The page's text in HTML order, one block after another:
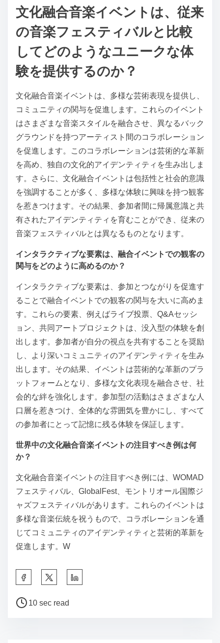
文化融合音楽イベントは、従来
の音楽フェスティバルと比較
してどのようなユニークな体
験を提供するのか？
文化融合音楽イベントは、多様な芸術表現を提供し、
コミュニティの関与を促進します。これらのイベント
はさまざまな音楽スタイルを融合させ、異なるバック
グラウンドを持つアーティスト間のコラボレーション
を促進します。このコラボレーションは芸術的な革新
を高め、独自の文化的アイデンティティを生み出しま
す。さらに、文化融合イベントは包括性と社会的意識
を強調することが多く、多様な体験に興味を持つ観客
を惹きつけます。その結果、参加者間に帰属意識と共
有されたアイデンティティを育むことができ、従来の
音楽フェスティバルとは異なるものとなります。
インタラクティブな要素は、融合イベントでの観客の
関与をどのように高めるのか？
インタラクティブな要素は、参加とつながりを促進す
ることで融合イベントでの観客の関与を大いに高めま
す。これらの要素、例えばライブ投票、Q&Aセッシ
ョン、共同アートプロジェクトは、没入型の体験を創
出します。参加者が自分の視点を共有することを奨励
し、より深いコミュニティのアイデンティティを生み
出します。その結果、イベントは芸術的な革新のプラ
ットフォームとなり、多様な文化表現を融合させ、社
会的な絆を強化します。参加型の活動はさまざまな人
口層を惹きつけ、全体的な雰囲気を豊かにし、すべて
の参加者にとって記憶に残る体験を保証します。
世界中の文化融合音楽イベントの注目すべき例は何
か？
文化融合音楽イベントの注目すべき例には、WOMAD
フェスティバル、GlobalFest、モントリオール国際ジ
ャズフェスティバルがあります。これらのイベントは
多様な音楽伝統を祝うもので、コラボレーションを通
じてコミュニティのアイデンティティと芸術的革新を
促進します。W
Share this post on:
Post read time
10 sec read